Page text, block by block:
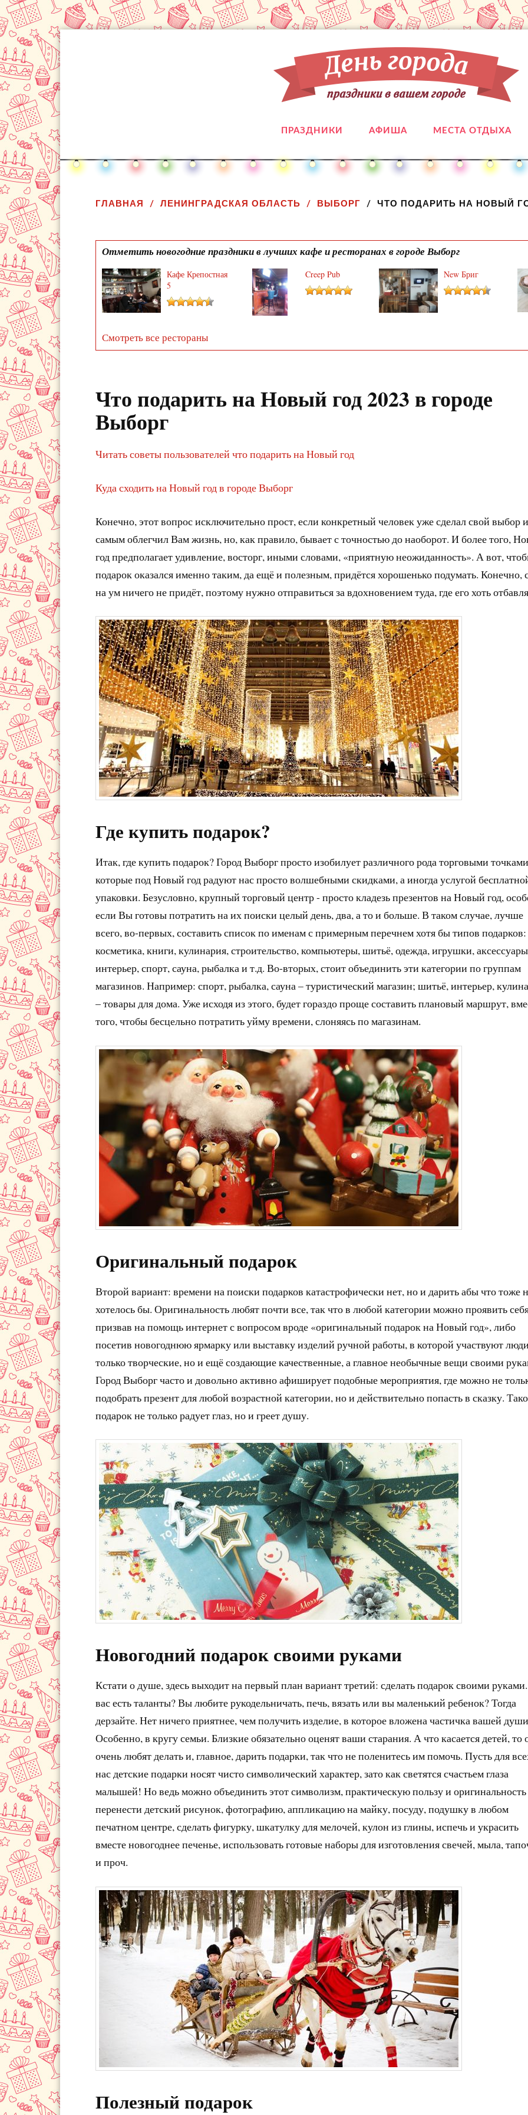
ПРАЗДНИКИ АФИША МЕСТА ОТДЫХА
ГЛАВНАЯ ЛЕНИНГРАДСКАЯ ОБЛАСТЬ ВЫБОРГ ЧТО ПОДАРИТЬ НА НОВЫЙ
Отметить новогодние праздники в лучших кафе и ресторанах в городе Выборг
Кафе Крепостная
5
Creep Pub New Бриг
Смотреть все рестораны
Что подарить на Новый год 2023 в городе
Выборг
Читать советы пользователей что подарить на Новый год
Куда сходить на Новый год в городе Выборг
Конечно, этот вопрос исключительно прост, если конкретный человек уже сделал свой выбор
самым облегчил Вам жизнь, но, как правило, бывает с точностью до наоборот. И более того,
год предполагает удивление, восторг, иными словами, «приятную неожиданность». А вот,
подарок оказался именно таким, да ещё и полезным, придётся хорошенько подумать. Конечно,
на ум ничего не придёт, поэтому нужно отправиться за вдохновением туда, где его хоть
Где купить подарок?
Итак, где купить подарок? Город Выборг просто изобилует различного рода торговыми
которые под Новый год радуют нас просто волшебными скидками, а иногда услугой
упаковки. Безусловно, крупный торговый центр - просто кладезь презентов на Новый год,
если Вы готовы потратить на их поиски целый день, два, а то и больше. В таком случае, лучше
всего, во-первых, составить список по именам с примерным перечнем хотя бы типов подарков:
косметика, книги, кулинария, строительство, компьютеры, шитьё, одежда, игрушки,
интерьер, спорт, сауна, рыбалка и т.д. Во-вторых, стоит объединить эти категории по группам
магазинов. Например: спорт, рыбалка, сауна – туристический магазин; шитьё, интерьер,
– товары для дома. Уже исходя из этого, будет гораздо проще составить плановый маршрут,
того, чтобы бесцельно потратить уйму времени, слоняясь по магазинам.
Оригинальный подарок
Второй вариант: времени на поиски подарков катастрофически нет, но и дарить абы что тоже
хотелось бы. Оригинальность любят почти все, так что в любой категории можно проявить
призвав на помощь интернет с вопросом вроде «оригинальный подарок на Новый год», либо
посетив новогоднюю ярмарку или выставку изделий ручной работы, в которой участвуют
только творческие, но и ещё создающие качественные, а главное необычные вещи своими
Город Выборг часто и довольно активно афиширует подобные мероприятия, где можно не
подобрать презент для любой возрастной категории, но и действительно попасть в сказку.
подарок не только радует глаз, но и греет душу.
Новогодний подарок своими руками
Кстати о душе, здесь выходит на первый план вариант третий: сделать подарок своими
вас есть таланты? Вы любите рукодельничать, печь, вязать или вы маленький ребенок? Тогда
дерзайте. Нет ничего приятнее, чем получить изделие, в которое вложена частичка вашей
Особенно, в кругу семьи. Близкие обязательно оценят ваши старания. А что касается детей, то
очень любят делать и, главное, дарить подарки, так что не поленитесь им помочь. Пусть для
нас детские подарки носят чисто символический характер, зато как светятся счастьем глаза
малышей! Но ведь можно объединить этот символизм, практическую пользу и
перенести детский рисунок, фотографию, аппликацию на майку, посуду, подушку в любом
печатном центре, сделать фигурку, шкатулку для мелочей, кулон из глины, испечь и украсить
вместе новогоднее печенье, использовать готовые наборы для изготовления свечей, мыла,
и проч.
Полезный подарок